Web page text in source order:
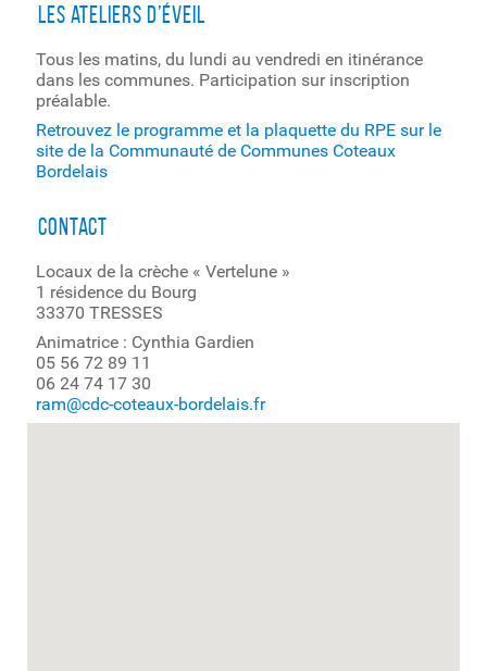
Les ateliers d’éveil
Tous les matins, du lundi au vendredi en itinérance
dans les communes. Participation sur inscription
préalable.
Retrouvez le programme et la plaquette du RPE sur le
site de la Communauté de Communes Coteaux
Bordelais
contact
Locaux de la crèche « Vertelune »
1 résidence du Bourg
33370 TRESSES
Animatrice : Cynthia Gardien
05 56 72 89 11
06 24 74 17 30
ram@cdc-coteaux-bordelais.fr